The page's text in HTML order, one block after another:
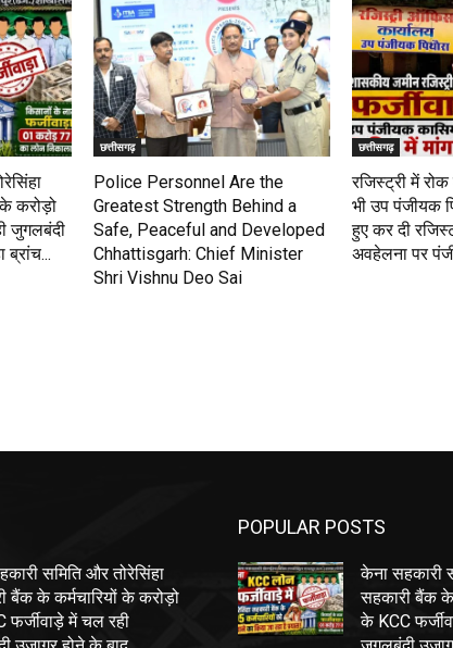
करोड़ो
जुगलबंदी
ब्रांच...
छत्तीसगढ़
Police Personnel Are the
Greatest Strength Behind a
Safe, Peaceful and Developed
Chhattisgarh: Chief Minister
Shri Vishnu Deo Sai
छत्तीसगढ़
रजिस्ट्री में
भी उप पंजीयक
हुए कर दी
अवहेलना पर
समिति और तोरेसिंहा
बैंक के कर्मचारियों के करोड़ो
फर्जीवाड़े में चल रही
POPULAR POSTS
केना सहकारी
सहकारी बैंक के
के KCC